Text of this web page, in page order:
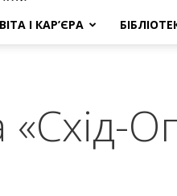
І КАР’ЄРА